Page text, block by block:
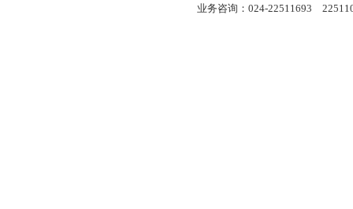
业务咨询：024-22511693